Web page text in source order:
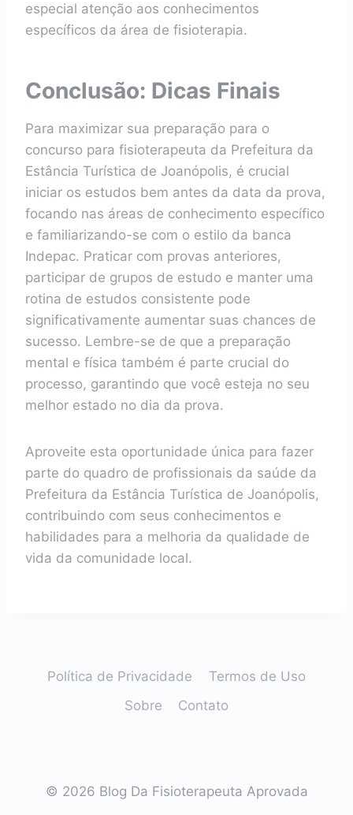
especial atenção aos conhecimentos
específicos da área de fisioterapia.
Conclusão: Dicas Finais
Para maximizar sua preparação para o
concurso para fisioterapeuta da Prefeitura da
Estância Turística de Joanópolis, é crucial
iniciar os estudos bem antes da data da prova,
focando nas áreas de conhecimento específico
e familiarizando-se com o estilo da banca
Indepac. Praticar com provas anteriores,
participar de grupos de estudo e manter uma
rotina de estudos consistente pode
significativamente aumentar suas chances de
sucesso. Lembre-se de que a preparação
mental e física também é parte crucial do
processo, garantindo que você esteja no seu
melhor estado no dia da prova.
Aproveite esta oportunidade única para fazer
parte do quadro de profissionais da saúde da
Prefeitura da Estância Turística de Joanópolis,
contribuindo com seus conhecimentos e
habilidades para a melhoria da qualidade de
vida da comunidade local.
Política de Privacidade
Termos de Uso
Sobre
Contato
© 2026 Blog Da Fisioterapeuta Aprovada